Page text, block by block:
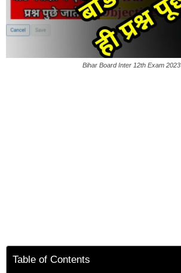
Bihar Board Inter 12th Exam
Table of Contents